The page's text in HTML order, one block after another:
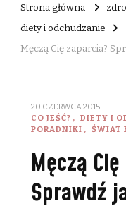
Strona główna
diety i odchudzanie
Męczą Cię zaparcia?
20 CZERWCA 2015
CO JEŚĆ?
DIETY I
PORADNIKI
ŚWIAT
Męczą
Sprawdź